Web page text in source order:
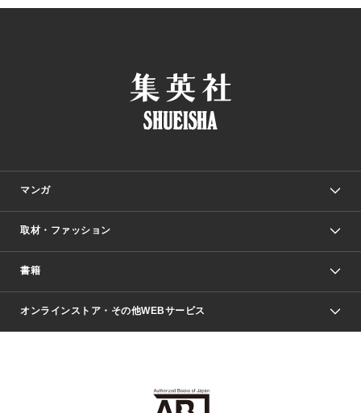
マンガ
少年マンガ
Vジャンプ
週刊ヤングジャンプ
取材・ファッション
Seventeen
芸能・情報・スポーツ
書籍
文芸・文庫・総合
ライトノベル・ノベライズ
オンラインストア・その他WEBサービス